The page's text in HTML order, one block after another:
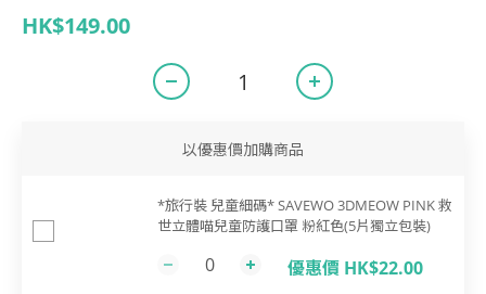
HK$149.00
以優惠價加購商品
*旅行裝 兒童細碼* SAVEWO 3DMEOW PINK 救
世立體喵兒童防護口罩 粉紅色(5片獨立包裝)
優惠價 HK$22.00